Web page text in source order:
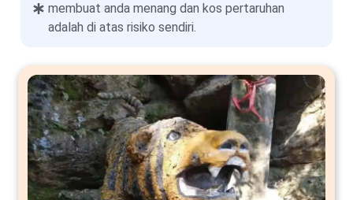
membuat anda menang dan kos pertaruhan
adalah di atas risiko sendiri.